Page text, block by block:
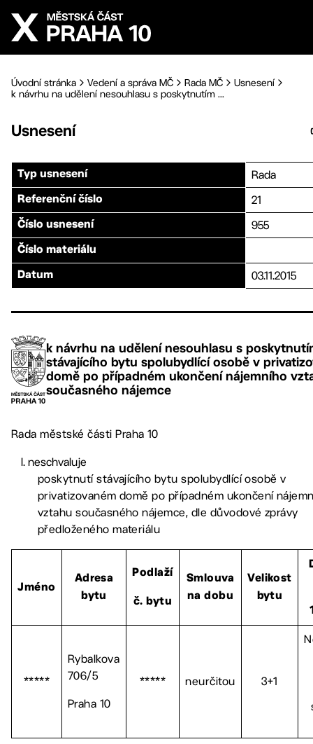
Přejít na hlavní obsah
Úvodní stránka Vedení a správa MČ Rada MČ
Usnesení
k návrhu na udělení nesouhlasu s poskytnutím ...
Usnesení
Typ usnesení Rada
Referenční číslo 21
Číslo usnesení 955
Číslo materiálu
Datum 03.11.2015
k návrhu na udělení nesouhlasu s
stávajícího bytu spolubydlící osobě v
domě po případném ukončení nájemního
současného nájemce
Rada městské části Praha 10
neschvaluje
poskytnutí stávajícího bytu spolubydlící osobě v
privatizovaném domě po případném ukončení
vztahu současného nájemce, dle důvodové zprávy
předloženého materiálu
Jméno
Adresa
bytu
Podlaží
č. bytu
Smlouva
na dobu
Velikost
bytu
*****
Rybalkova
706/5
Praha 10
***** neurčitou 3+1